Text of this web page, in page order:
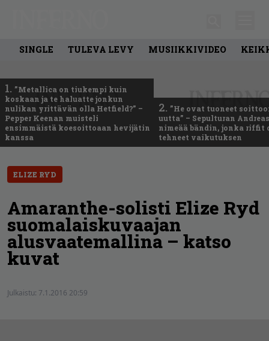
SINGLE TULEVA LEVY MUSIIKKIVIDEO
1. ”Metallica on tiukempi kuin
koskaan ja te haluatte jonkun
nulikan yrittävän olla Hetfield?” –
Pepper Keenan muisteli
ensimmäistä koesoittoaan hevijätin
kanssa
2. ”He ovat tuoneet
uutta” – Sepulturan
nimeää bändin, jonka riffit
tehneet vaikutuksen
ELIZE RYD
Amaranthe-solisti Elize Ryd
suomalaiskuvaajan
alusvaatemallina – katso
kuvat
Julkaistu: 7.1.2016 20:59